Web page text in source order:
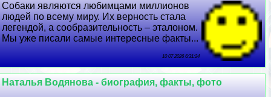
Собаки являются любимцами миллионов
людей по всему миру. Их верность стала
легендой, а сообразительность – эталоном.
Мы уже писали самые интересные факты...
10 07 2026 6:31:24
Наталья Водянова - биография, факты, фото